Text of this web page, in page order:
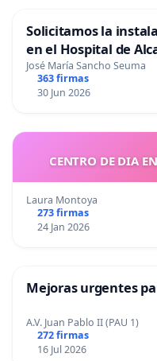
Solicitamos la
en el Hospital de
José María Sancho Seuma
363 firmas
30 Jun 2026
CENTRO DE DIA
Laura Montoya
273 firmas
24 Jan 2026
Mejoras urgentes
A.V. Juan Pablo II (PAU 1)
272 firmas
16 Jul 2026